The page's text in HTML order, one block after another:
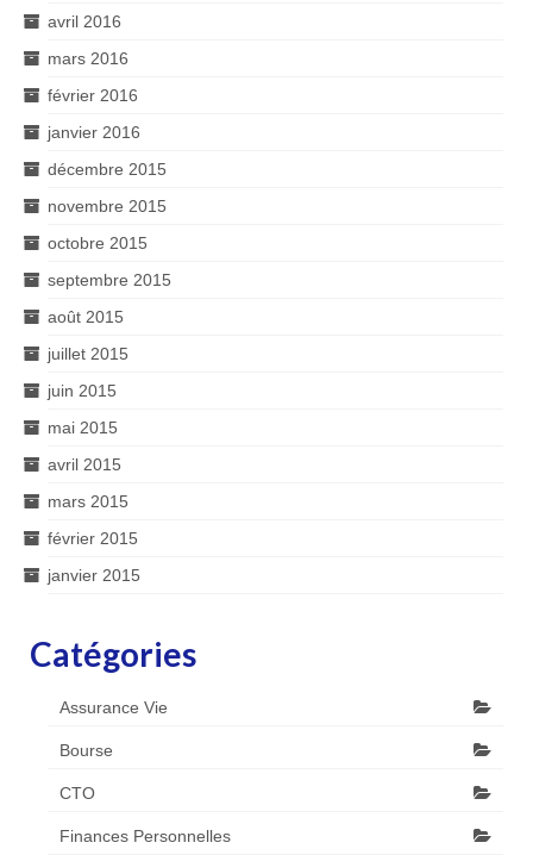
avril 2016
mars 2016
février 2016
janvier 2016
décembre 2015
novembre 2015
octobre 2015
septembre 2015
août 2015
juillet 2015
juin 2015
mai 2015
avril 2015
mars 2015
février 2015
janvier 2015
Catégories
Assurance Vie
Bourse
CTO
Finances Personnelles